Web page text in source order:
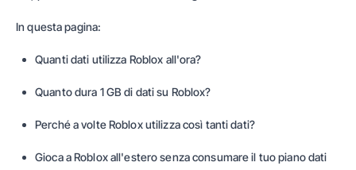
In questa pagina:
Quanti dati utilizza Roblox all'ora?
Quanto dura 1 GB di dati su Roblox?
Perché a volte Roblox utilizza così tanti dati?
Gioca a Roblox all'estero senza consumare il tuo piano dati